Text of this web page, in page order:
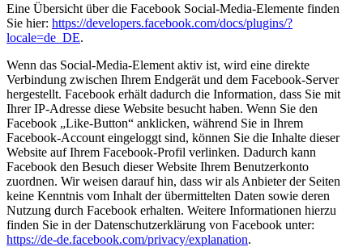
Eine Übersicht über die Facebook Social-Media-Elemente finden
Sie hier: https://developers.facebook.com/docs/plugins/?
locale=de_DE.
Wenn das Social-Media-Element aktiv ist, wird eine direkte
Verbindung zwischen Ihrem Endgerät und dem Facebook-Server
hergestellt. Facebook erhält dadurch die Information, dass Sie mit
Ihrer IP-Adresse diese Website besucht haben. Wenn Sie den
Facebook „Like-Button“ anklicken, während Sie in Ihrem
Facebook-Account eingeloggt sind, können Sie die Inhalte dieser
Website auf Ihrem Facebook-Profil verlinken. Dadurch kann
Facebook den Besuch dieser Website Ihrem Benutzerkonto
zuordnen. Wir weisen darauf hin, dass wir als Anbieter der Seiten
keine Kenntnis vom Inhalt der übermittelten Daten sowie deren
Nutzung durch Facebook erhalten. Weitere Informationen hierzu
finden Sie in der Datenschutzerklärung von Facebook unter:
https://de-de.facebook.com/privacy/explanation.